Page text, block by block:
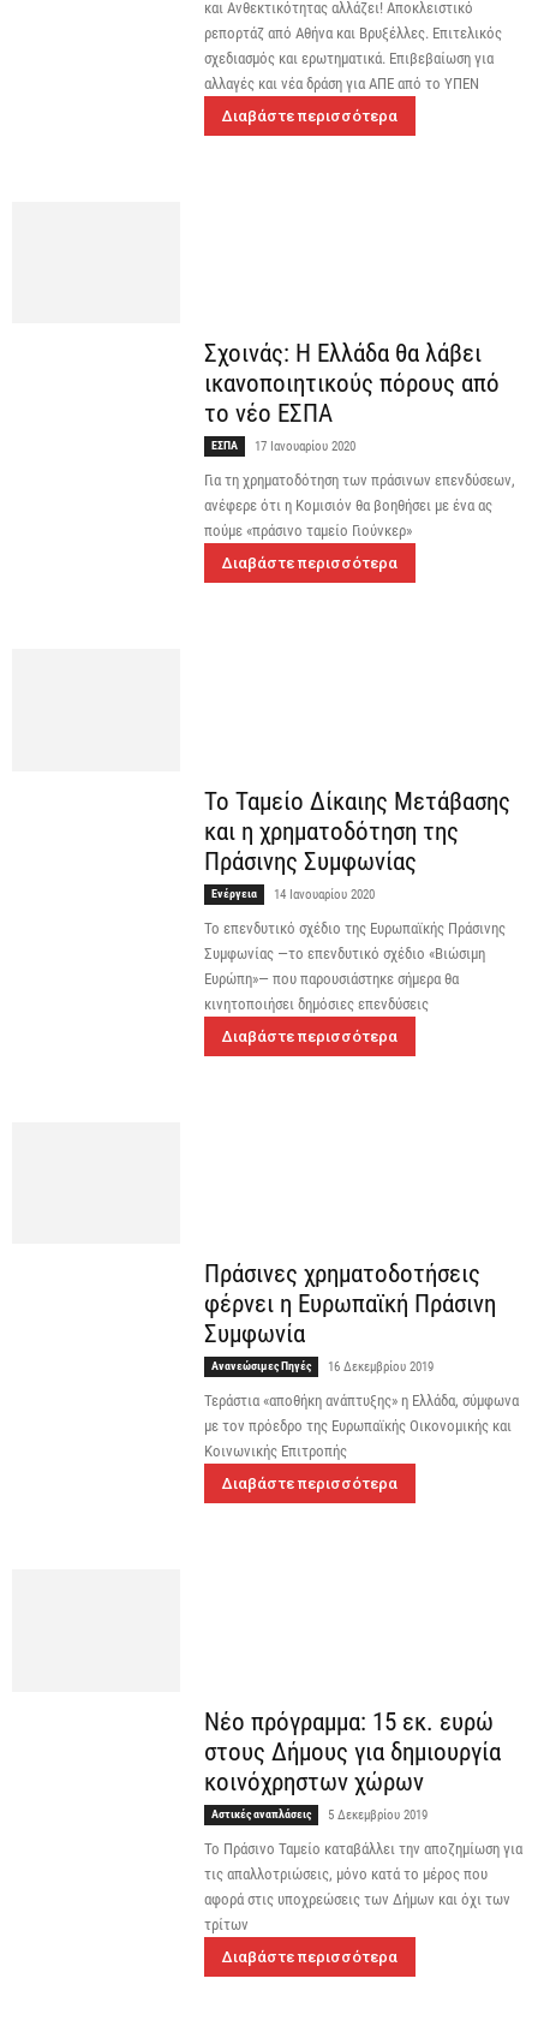
και Ανθεκτικότητας αλλάζει! Αποκλειστικό
ρεπορτάζ από Αθήνα και Βρυξέλλες. Επιτελικός
σχεδιασμός και ερωτηματικά. Επιβεβαίωση για
αλλαγές και νέα δράση για ΑΠΕ από το ΥΠΕΝ
Διαβάστε περισσότερα
Σχοινάς: Η Ελλάδα θα λάβει
ικανοποιητικούς πόρους από
το νέο ΕΣΠΑ
ΕΣΠΑ 17 Ιανουαρίου 2020
Για τη χρηματοδότηση των πράσινων επενδύσεων,
ανέφερε ότι η Κομισιόν θα βοηθήσει με ένα ας
πούμε «πράσινο ταμείο Γιούνκερ»
Διαβάστε περισσότερα
Το Ταμείο Δίκαιης Μετάβασης
και η χρηματοδότηση της
Πράσινης Συμφωνίας
Ενέργεια 14 Ιανουαρίου 2020
Το επενδυτικό σχέδιο της Ευρωπαϊκής Πράσινης
Συμφωνίας —το επενδυτικό σχέδιο «Βιώσιμη
Ευρώπη»— που παρουσιάστηκε σήμερα θα
κινητοποιήσει δημόσιες επενδύσεις
Διαβάστε περισσότερα
Πράσινες χρηματοδοτήσεις
φέρνει η Eυρωπαϊκή Πράσινη
Συμφωνία
Ανανεώσιμες Πηγές 16 Δεκεμβρίου 2019
Τεράστια «αποθήκη ανάπτυξης» η Ελλάδα, σύμφωνα
με τον πρόεδρο της Ευρωπαϊκής Οικονομικής και
Κοινωνικής Επιτροπής
Διαβάστε περισσότερα
Νέο πρόγραμμα: 15 εκ. ευρώ
στους Δήμους για δημιουργία
κοινόχρηστων χώρων
Αστικές αναπλάσεις 5 Δεκεμβρίου 2019
To Πράσινο Ταμείο καταβάλλει την αποζημίωση για
τις απαλλοτριώσεις, μόνο κατά το μέρος που
αφορά στις υποχρεώσεις των Δήμων και όχι των
τρίτων
Διαβάστε περισσότερα